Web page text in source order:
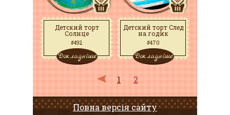
Детский торт
Солнце
#492
Докладніше
Детский торт След
на годик
#470
Докладніше
1 2
Повна версія сайту